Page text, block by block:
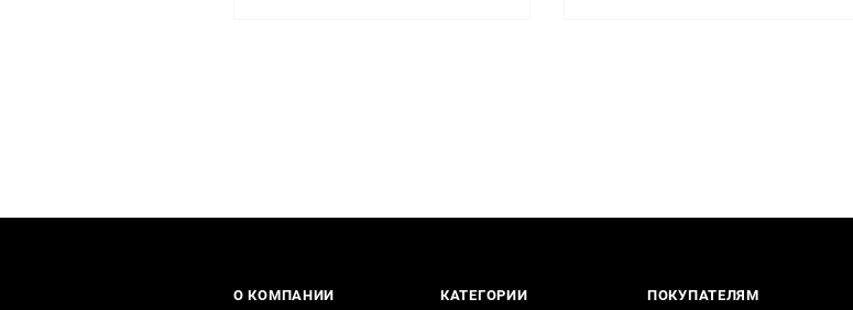
О КОМПАНИИ КАТЕГОРИИ ПОКУПАТЕЛЯМ